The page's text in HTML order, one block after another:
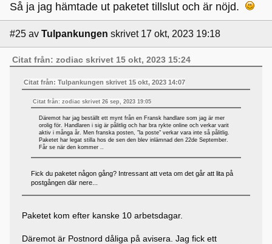
Så ja jag hämtade ut paketet tillslut och är nöjd.
#25 av Tulpankungen skrivet 17 okt, 2023 19:18
Citat från: zodiac skrivet 15 okt, 2023 15:24
Citat från: Tulpankungen skrivet 15 okt, 2023 14:07
Citat från: zodiac skrivet 26 sep, 2023 19:05
Däremot har jag beställt ett mynt från en Fransk handlare som jag är mer
orolig för. Handlaren i sig är pålitlig och har bra rykte online och verkar varit
aktiv i många år. Men franska posten, "la poste" verkar vara inte så pålitlig.
Paketet har legat stilla hos de sen den blev inlämnad den 22de September.
Får se när den kommer ..
Fick du paketet någon gång? Intressant att veta om det går att lita på
postgången där nere...
Paketet kom efter kanske 10 arbetsdagar.
Däremot är Postnord dåliga på avisera. Jag fick ett